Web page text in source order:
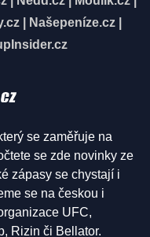
Našepeníze.cz
se zaměřuje na
se zde novinky ze
zápasy se chystají i
se na českou i
UFC,
Rizin či Bellator.